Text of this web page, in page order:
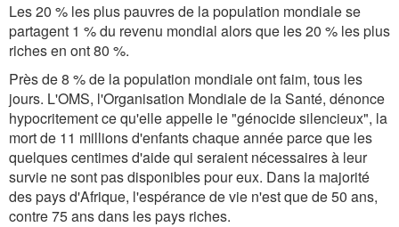
Les 20 % les plus pauvres de la population mondiale se
partagent 1 % du revenu mondial alors que les 20 % les plus
riches en ont 80 %.
Près de 8 % de la population mondiale ont faim, tous les
jours. L'OMS, l'Organisation Mondiale de la Santé, dénonce
hypocritement ce qu'elle appelle le "génocide silencieux", la
mort de 11 millions d'enfants chaque année parce que les
quelques centimes d'aide qui seraient nécessaires à leur
survie ne sont pas disponibles pour eux. Dans la majorité
des pays d'Afrique, l'espérance de vie n'est que de 50 ans,
contre 75 ans dans les pays riches.